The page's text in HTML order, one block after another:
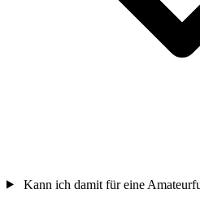
Kann ich damit für eine